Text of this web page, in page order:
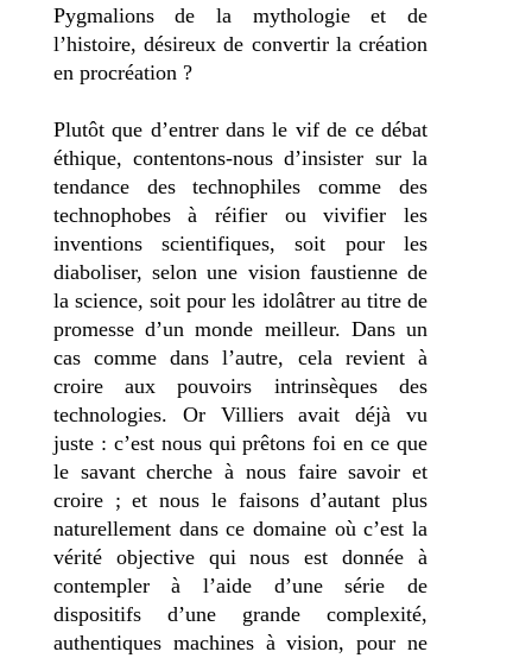
Pygmalions de la mythologie et de
l’histoire, désireux de convertir la création
en procréation ?
Plutôt que d’entrer dans le vif de ce débat
éthique, contentons-nous d’insister sur la
tendance des technophiles comme des
technophobes à réifier ou vivifier les
inventions scientifiques, soit pour les
diaboliser, selon une vision faustienne de
la science, soit pour les idolâtrer au titre de
promesse d’un monde meilleur. Dans un
cas comme dans l’autre, cela revient à
croire aux pouvoirs intrinsèques des
technologies. Or Villiers avait déjà vu
juste : c’est nous qui prêtons foi en ce que
le savant cherche à nous faire savoir et
croire ; et nous le faisons d’autant plus
naturellement dans ce domaine où c’est la
vérité objective qui nous est donnée à
contempler à l’aide d’une série de
dispositifs d’une grande complexité,
authentiques machines à vision, pour ne